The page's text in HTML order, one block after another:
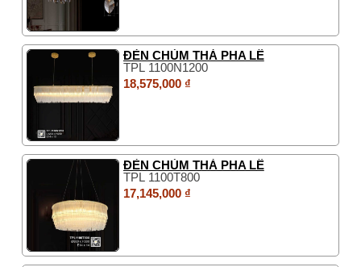
ĐÈN CHÙM THẢ PHA LÊ
TPL 1100N1200
18,575,000 ₫
ĐÈN CHÙM THẢ PHA LÊ
TPL 1100T800
17,145,000 ₫